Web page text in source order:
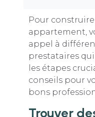
Pour
appartement,
appel à
prestataires
les étapes
conseils pour
bons
Trouver